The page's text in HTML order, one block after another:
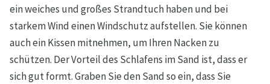
ein weiches und großes Strandtuch haben und bei
starkem Wind einen Windschutz aufstellen. Sie können
auch ein Kissen mitnehmen, um Ihren Nacken zu
schützen. Der Vorteil des Schlafens im Sand ist, dass er
sich gut formt. Graben Sie den Sand so ein, dass Sie